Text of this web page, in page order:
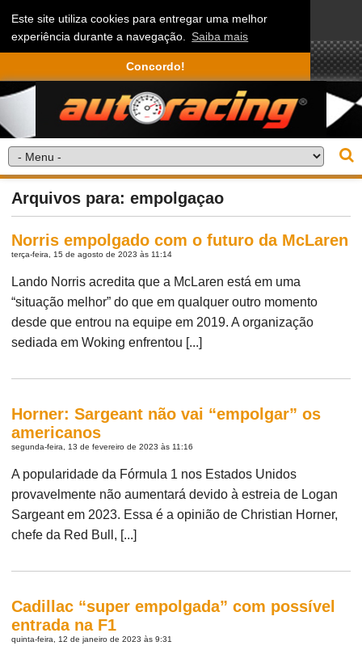
Este site utiliza cookies para entregar uma melhor
experiência durante a navegação. Saiba mais
Concordo!
Arquivos para: empolgaçao
Norris empolgado com o futuro da McLaren
terça-feira, 15 de agosto de 2023 às 11:14
Lando Norris acredita que a McLaren está em uma
“situação melhor” do que em qualquer outro momento
desde que entrou na equipe em 2019. A organização
sediada em Woking enfrentou [...]
Horner: Sargeant não vai “empolgar” os
americanos
segunda-feira, 13 de fevereiro de 2023 às 11:16
A popularidade da Fórmula 1 nos Estados Unidos
provavelmente não aumentará devido à estreia de Logan
Sargeant em 2023. Essa é a opinião de Christian Horner,
chefe da Red Bull, [...]
Cadillac “super empolgada” com possível
entrada na F1
quinta-feira, 12 de janeiro de 2023 às 9:31